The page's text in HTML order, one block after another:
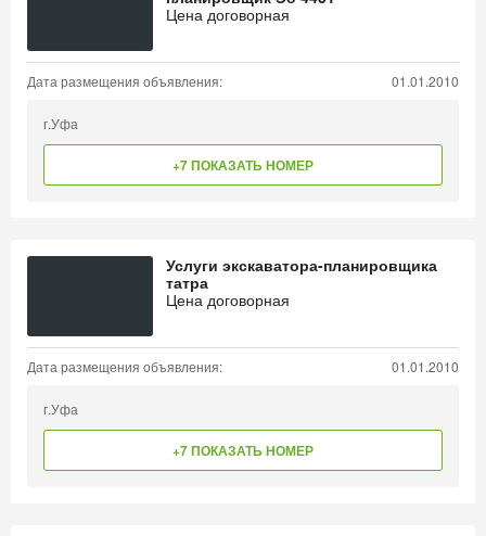
Цена договорная
Дата размещения объявления: 01.01.2010
г.Уфа
+7 ПОКАЗАТЬ НОМЕР
Услуги экскаватора-планировщика
татра
Цена договорная
Дата размещения объявления: 01.01.2010
г.Уфа
+7 ПОКАЗАТЬ НОМЕР